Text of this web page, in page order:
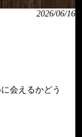
2026/06/16
会えるかどう